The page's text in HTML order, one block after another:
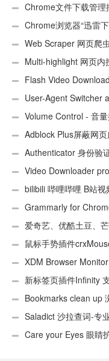
Chrome文件下载管
Chrome浏览器“迅雷
Web Scraper 网页爬
件 Multi-highlight 网页内
Flash Video
User-Agent Switcher
UA)Volume Control - 音
Adblock Plus屏蔽网
Authenticator 身份验
Video Downloader
bilibili 哔哩哔哩 B站
Grammarly for
爱奇艺、优酷土豆、
析工具鼠标手势插件
Chrome(TM)汉化版）
XDM Browser
新标签页插件Infinity
Bookmarks clean up
Saladict 沙拉查词-专
Care your Eyes 眼睛